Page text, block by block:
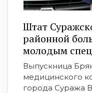
Штат
районной
молодым
Выпускница
медицинского
города Суража